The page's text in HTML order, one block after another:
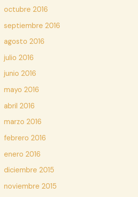
octubre 2016
septiembre 2016
agosto 2016
julio 2016
junio 2016
mayo 2016
abril 2016
marzo 2016
febrero 2016
enero 2016
diciembre 2015
noviembre 2015